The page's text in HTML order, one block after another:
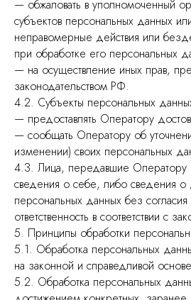
— обжаловать в уполномоченный
субъектов персональных данных
неправомерные действия или
при обработке его персональных
— на осуществление иных прав,
законодательством РФ.
4.2. Субъекты персональных
— предоставлять Оператору
— сообщать Оператору об
изменении) своих персональных
4.3. Лица, передавшие Оператору
сведения о себе, либо сведения о
персональных данных без
ответственность в соответствии с
5. Принципы обработки
5.1. Обработка персональных
на законной и справедливой
5.2. Обработка персональных